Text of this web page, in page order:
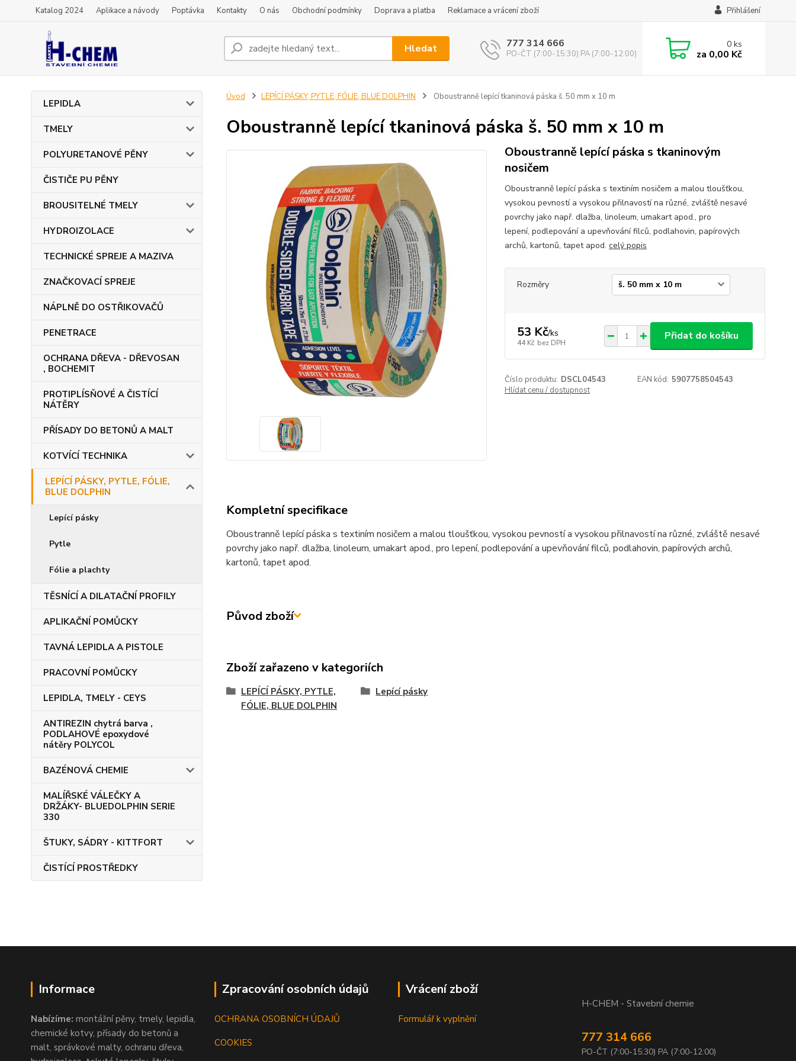
Katalog 2024 Aplikace a návody Poptávka Kontakty O nás Obchodní podmínky Doprava a platba Reklamace a vrácení zboží Přihlášení
Hledat 777 314 666
PO-ČT (7:00-15:30) PA (7:00-12:00)
0ks
za 0,00 Kč
LEPIDLA
TMELY
POLYURETANOVÉ PĚNY
ČISTIČE PU PĚNY
BROUSITELNÉ TMELY
HYDROIZOLACE
TECHNICKÉ SPREJE A MAZIVA
ZNAČKOVACÍ SPREJE
NÁPLNĚ DO OSTŘIKOVAČŮ
PENETRACE
OCHRANA DŘEVA - DŘEVOSAN
, BOCHEMIT
PROTIPLÍSŇOVÉ A ČISTÍCÍ
NÁTĚRY
PŘÍSADY DO BETONŮ A MALT
KOTVÍCÍ TECHNIKA
LEPÍCÍ PÁSKY, PYTLE, FÓLIE,
BLUE DOLPHIN
Lepící pásky
Pytle
Fólie a plachty
TĚSNÍCÍ A DILATAČNÍ PROFILY
APLIKAČNÍ POMŮCKY
TAVNÁ LEPIDLA A PISTOLE
PRACOVNÍ POMŮCKY
LEPIDLA, TMELY - CEYS
ANTIREZIN chytrá barva ,
PODLAHOVÉ epoxydové
nátěry POLYCOL
BAZÉNOVÁ CHEMIE
MALÍŘSKÉ VÁLEČKY A
DRŽÁKY- BLUEDOLPHIN SERIE
330
ŠTUKY, SÁDRY - KITTFORT
ČISTÍCÍ PROSTŘEDKY
Úvod LEPÍCÍ PÁSKY, PYTLE, FÓLIE, BLUE DOLPHIN Oboustranně lepící tkaninová páska š. 50 mm x 10 m
Oboustranně lepící tkaninová páska š. 50 mm x 10 m
Oboustranně lepící páska s tkaninovým
nosičem
Oboustranně lepící páska s textiním nosičem a malou tloušťkou,
vysokou pevností a vysokou přilnavostí na různé, zvláště nesavé
povrchy jako např. dlažba, linoleum, umakart apod., pro
lepení, podlepování a upevňování filců, podlahovin, papírových
archů, kartonů, tapet apod. celý popis
Rozměry
53 Kč/ks
44 Kč bez DPH
Přidat do košíku
Číslo produktu: DSCL04543 EAN kód: 5907758504543
Hlídat cenu / dostupnost
Kompletní specifikace
Oboustranně lepící páska s textiním nosičem a malou tloušťkou, vysokou pevností a vysokou přilnavostí na různé, zvláště nesavé
povrchy jako např. dlažba, linoleum, umakart apod., pro lepení, podlepování a upevňování filců, podlahovin, papírových archů,
kartonů, tapet apod.
Původ zboží
Zboží zařazeno v kategoriích
LEPÍCÍ PÁSKY, PYTLE,
FÓLIE, BLUE DOLPHIN
Lepící pásky
Informace
Nabízíme: montážní pěny, tmely, lepidla,
chemické kotvy, přísady do betonů a
malt, správkové malty, ochranu dřeva,
Zpracování osobních údajů
OCHRANA OSOBNÍCH ÚDAJŮ
COOKIES
Vrácení zboží
Formulář k vyplnění
H-CHEM - Stavební chemie
777 314 666
PO-ČT (7:00-15:30) PA (7:00-12:00)